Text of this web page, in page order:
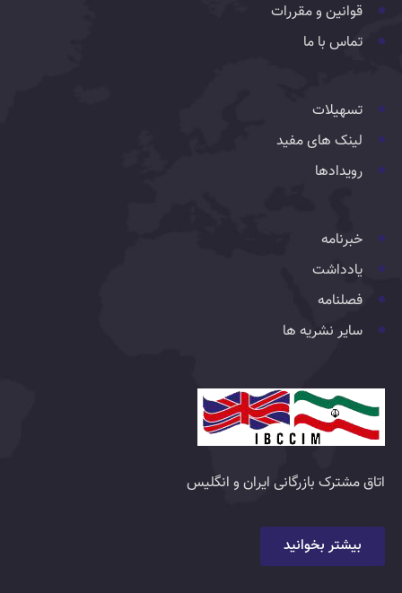
قوانین و مقررات
تماس با ما
تسهیلات
لینک های مفید
رویدادها
خبرنامه
یادداشت
فصلنامه
سایر نشریه ها
اتاق مشترک بازرگانی ایران و انگلیس
بیشتر بخوانید